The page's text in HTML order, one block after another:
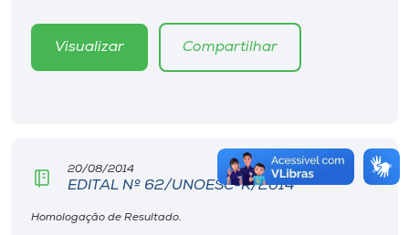
Visualizar Compartilhar
20/08/2014
EDITAL Nº 62/UNOESC-R/2014
Homologação de Resultado.